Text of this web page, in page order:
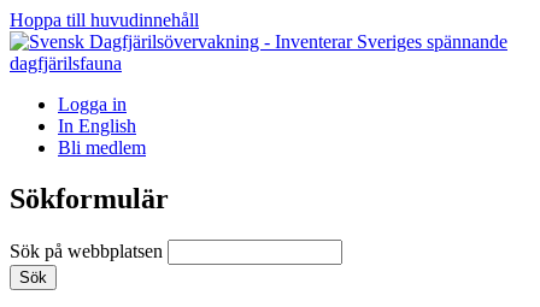
Hoppa till huvudinnehåll
Logga in
In English
Bli medlem
Sökformulär
Sök på webbplatsen